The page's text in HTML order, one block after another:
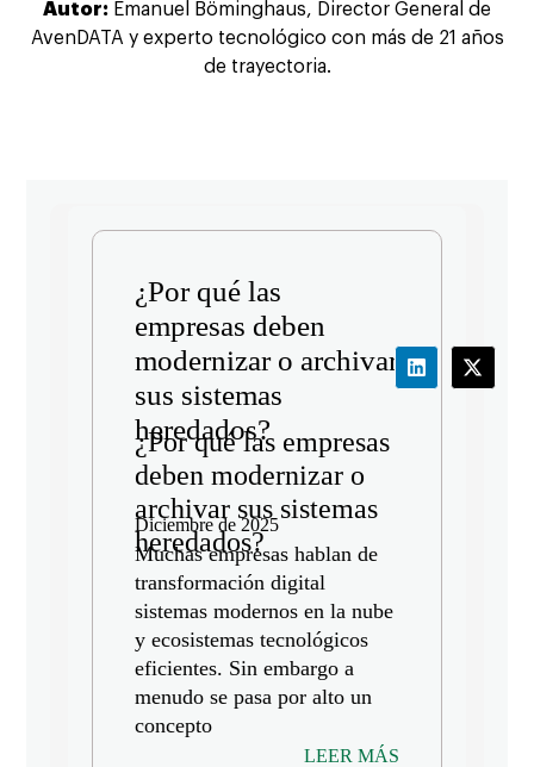
Autor: Emanuel Böminghaus, Director General de
AvenDATA y experto tecnológico con más de 21 años
de trayectoria.
¿Por qué las
empresas deben
modernizar o archivar
sus sistemas
heredados?
¿Por qué las empresas
deben modernizar o
archivar sus sistemas
heredados?
Diciembre de 2025
Muchas empresas hablan de
transformación digital
sistemas modernos en la nube
y ecosistemas tecnológicos
eficientes. Sin embargo a
menudo se pasa por alto un
concepto
LEER MÁS